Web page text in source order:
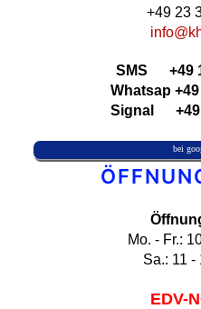
+49 23
SMS +49
Whatsap
Signal +49
bei
Mo. - Fr.:
Sa.: 11 -
EDV-